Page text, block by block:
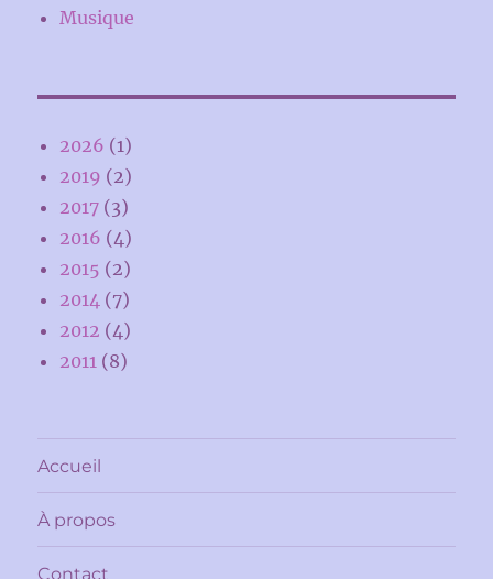
Musique
2026 (1)
2019 (2)
2017 (3)
2016 (4)
2015 (2)
2014 (7)
2012 (4)
2011 (8)
Accueil
À propos
Contact